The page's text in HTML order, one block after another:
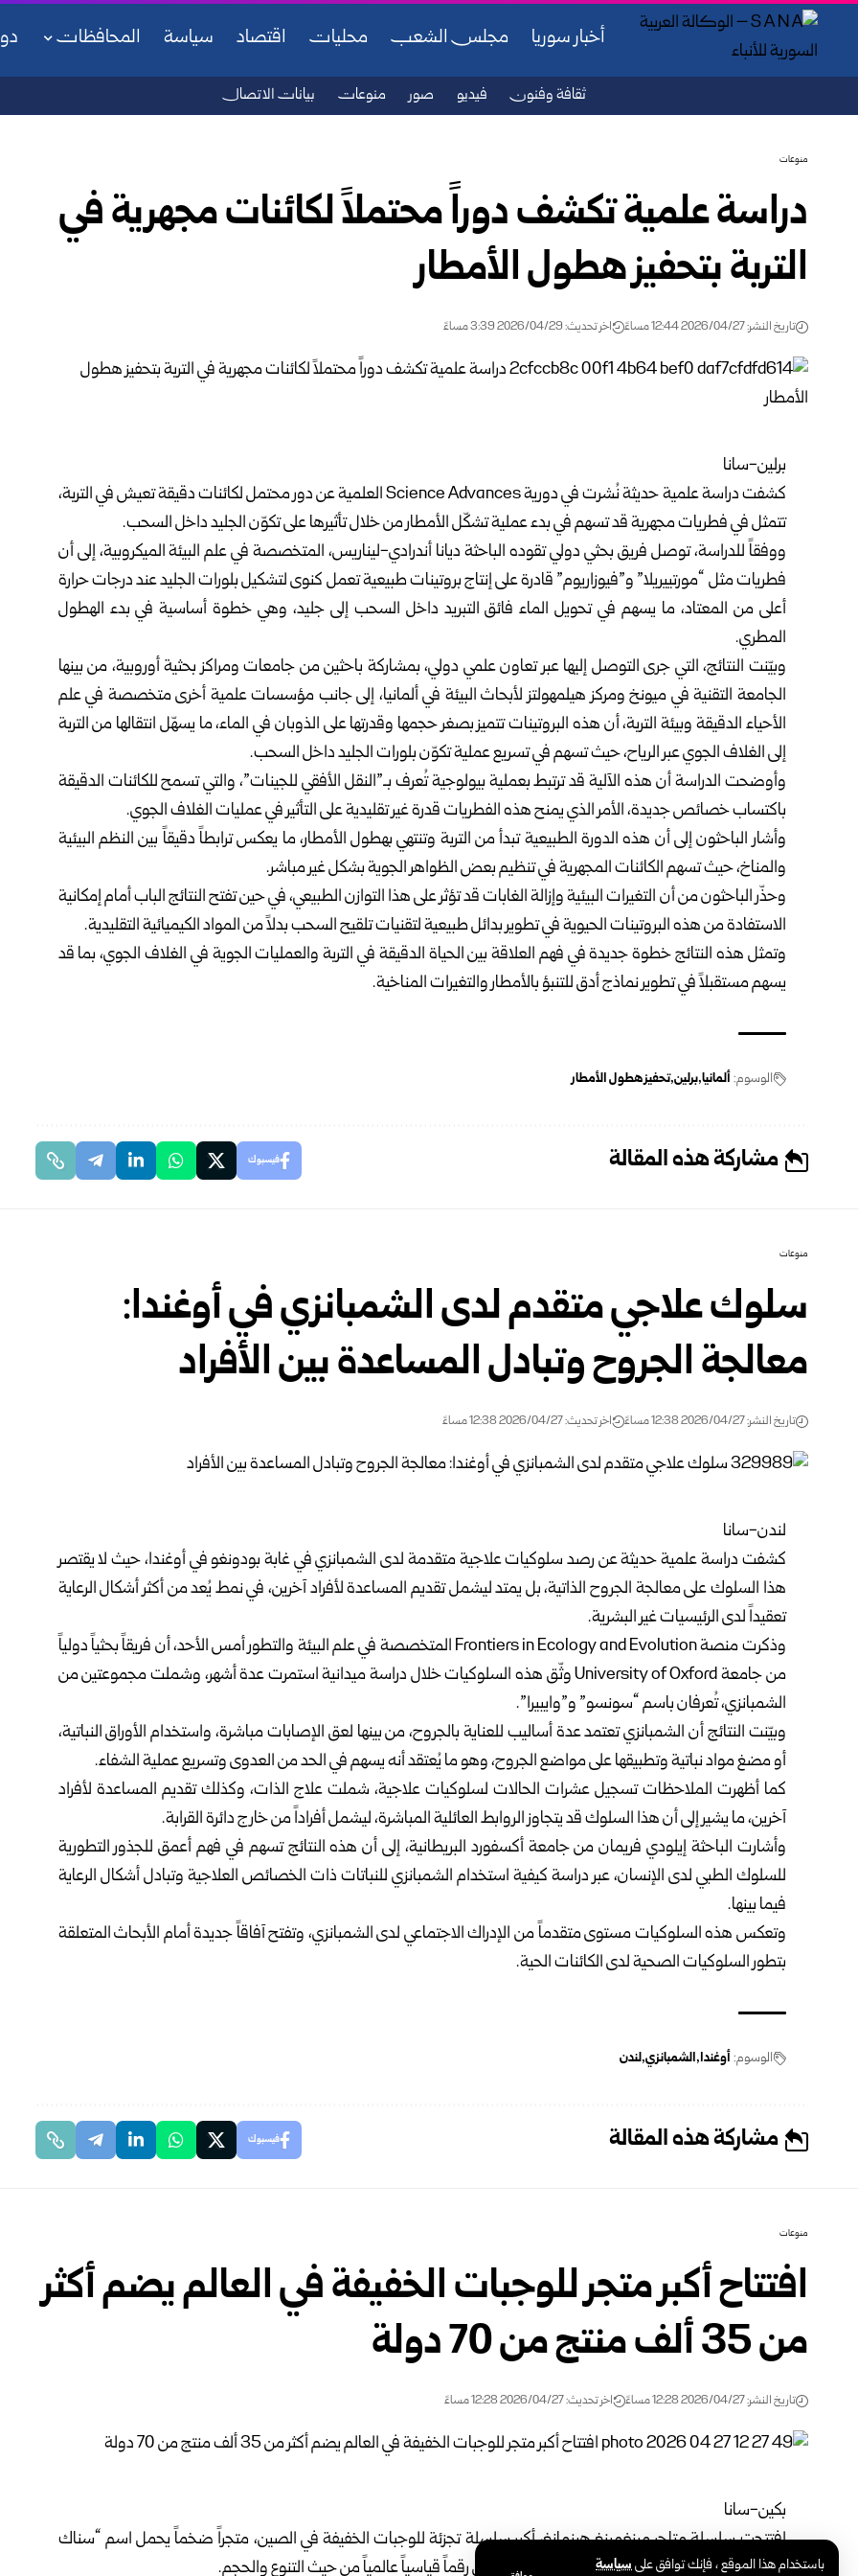
باستخدام هذا الموقع ، فإنك توافق علىسياسة
أخبار سوريا مجلس الشعب محليات اقتصاد سياسة المحافظات
ثقافة وفنون فيديو صور منوعات بيانات الاتصال
منوعات
دراسة علمية تكشف دوراً محتملاً لكائنات مجهرية في
التربة بتحفيز هطول الأمطار
تاريخ النشر: 2026/04/27 12:44 مساءً اخر تحديث: 2026/04/29 3:39 مساءً
برلين-سانا
كشفت دراسة علمية حديثة نُشرت في دورية Science Advances العلمية عن دور محتمل لكائنات دقيقة تعيش في التربة،
تتمثل في فطريات مجهرية قد تسهم في بدء عملية تشكّل الأمطار من خلال تأثيرها على تكوّن الجليد داخل السحب.
ووفقاً للدراسة، توصل فريق بحثي دولي تقوده الباحثة ديانا أندرادي-ليناريس، المتخصصة في علم البيئة الميكروبية، إلى أن
فطريات مثل “مورتييريلا” و”فيوزاريوم” قادرة على إنتاج بروتينات طبيعية تعمل كنوى لتشكيل بلورات الجليد عند درجات حرارة
أعلى من المعتاد، ما يسهم في تحويل الماء فائق التبريد داخل السحب إلى جليد، وهي خطوة أساسية في بدء الهطول
المطري.
وبيّنت النتائج، التي جرى التوصل إليها عبر تعاون علمي دولي، بمشاركة باحثين من جامعات ومراكز بحثية أوروبية، من بينها
الجامعة التقنية في ميونخ ومركز هيلمهولتز لأبحاث البيئة في ألمانيا، إلى جانب مؤسسات علمية أخرى متخصصة في علم
الأحياء الدقيقة وبيئة التربة، أن هذه البروتينات تتميز بصغر حجمها وقدرتها على الذوبان في الماء، ما يسهّل انتقالها من التربة
إلى الغلاف الجوي عبر الرياح، حيث تسهم في تسريع عملية تكوّن بلورات الجليد داخل السحب.
وأوضحت الدراسة أن هذه الآلية قد ترتبط بعملية بيولوجية تُعرف بـ”النقل الأفقي للجينات”، والتي تسمح للكائنات الدقيقة
باكتساب خصائص جديدة، الأمر الذي يمنح هذه الفطريات قدرة غير تقليدية على التأثير في عمليات الغلاف الجوي.
وأشار الباحثون إلى أن هذه الدورة الطبيعية تبدأ من التربة وتنتهي بهطول الأمطار، ما يعكس ترابطاً دقيقاً بين النظم البيئية
والمناخ، حيث تسهم الكائنات المجهرية في تنظيم بعض الظواهر الجوية بشكل غير مباشر.
وحذّر الباحثون من أن التغيرات البيئية وإزالة الغابات قد تؤثر على هذا التوازن الطبيعي، في حين تفتح النتائج الباب أمام إمكانية
الاستفادة من هذه البروتينات الحيوية في تطوير بدائل طبيعية لتقنيات تلقيح السحب بدلاً من المواد الكيميائية التقليدية.
وتمثل هذه النتائج خطوة جديدة في فهم العلاقة بين الحياة الدقيقة في التربة والعمليات الجوية في الغلاف الجوي، بما قد
يسهم مستقبلاً في تطوير نماذج أدق للتنبؤ بالأمطار والتغيرات المناخية.
الوسوم: ألمانيا برلين تحفيز هطول الأمطار
مشاركة هذه المقالة فيسبوك
منوعات
سلوك علاجي متقدم لدى الشمبانزي في أوغندا:
معالجة الجروح وتبادل المساعدة بين الأفراد
تاريخ النشر: 2026/04/27 12:38 مساءً اخر تحديث: 2026/04/27 12:38 مساءً
لندن-سانا
كشفت دراسة علمية حديثة عن رصد سلوكيات علاجية متقدمة لدى الشمبانزي في غابة بودونغو في أوغندا، حيث لا يقتصر
هذا السلوك على معالجة الجروح الذاتية، بل يمتد ليشمل تقديم المساعدة لأفراد آخرين، في نمط يُعد من أكثر أشكال الرعاية
تعقيداً لدى الرئيسيات غير البشرية.
وذكرت منصة Frontiers in Ecology and Evolution المتخصصة في علم البيئة والتطور أمس الأحد، أن فريقاً بحثياً دولياً
من جامعة University of Oxford وثّق هذه السلوكيات خلال دراسة ميدانية استمرت عدة أشهر، وشملت مجموعتين من
الشمبانزي، تُعرفان باسم “سونسو” و”وايبيرا”.
وبيّنت النتائج أن الشمبانزي تعتمد عدة أساليب للعناية بالجروح، من بينها لعق الإصابات مباشرة، واستخدام الأوراق النباتية،
أو مضغ مواد نباتية وتطبيقها على مواضع الجروح، وهو ما يُعتقد أنه يسهم في الحد من العدوى وتسريع عملية الشفاء.
كما أظهرت الملاحظات تسجيل عشرات الحالات لسلوكيات علاجية، شملت علاج الذات، وكذلك تقديم المساعدة لأفراد
آخرين، ما يشير إلى أن هذا السلوك قد يتجاوز الروابط العائلية المباشرة، ليشمل أفراداً من خارج دائرة القرابة.
وأشارت الباحثة إيلودي فريمان من جامعة أكسفورد البريطانية، إلى أن هذه النتائج تسهم في فهم أعمق للجذور التطورية
للسلوك الطبي لدى الإنسان، عبر دراسة كيفية استخدام الشمبانزي للنباتات ذات الخصائص العلاجية وتبادل أشكال الرعاية
فيما بينها.
وتعكس هذه السلوكيات مستوى متقدماً من الإدراك الاجتماعي لدى الشمبانزي، وتفتح آفاقاً جديدة أمام الأبحاث المتعلقة
بتطور السلوكيات الصحية لدى الكائنات الحية.
الوسوم: أوغندا الشمبانزي لندن
مشاركة هذه المقالة فيسبوك
منوعات
افتتاح أكبر متجر للوجبات الخفيفة في العالم يضم أكثر
من 35 ألف منتج من 70 دولة
تاريخ النشر: 2026/04/27 12:28 مساءً اخر تحديث: 2026/04/27 12:28 مساءً
بكين-سانا
افتتحت سلسلة متاجر مينغمينغ هينمانغ، أكبر سلسلة تجزئة للوجبات الخفيفة في الصين، متجراً ضخماً يحمل اسم “سناك
كينغدوم” في ساحة فورونغ بمدينة تشانغشا، ليُسجل رقماً قياسياً عالمياً من حيث التنوع والحجم.